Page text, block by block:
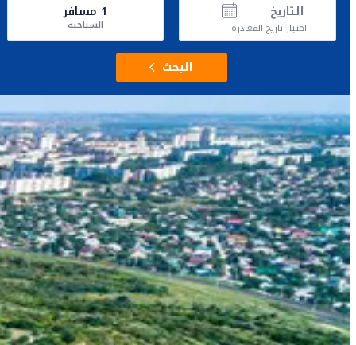
التاريخ
اختيار تاريخ المغادرة
1 مسافر
السياحية
البحث